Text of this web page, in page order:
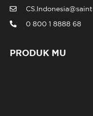
0 800 1 8888 68
PRODUK MU